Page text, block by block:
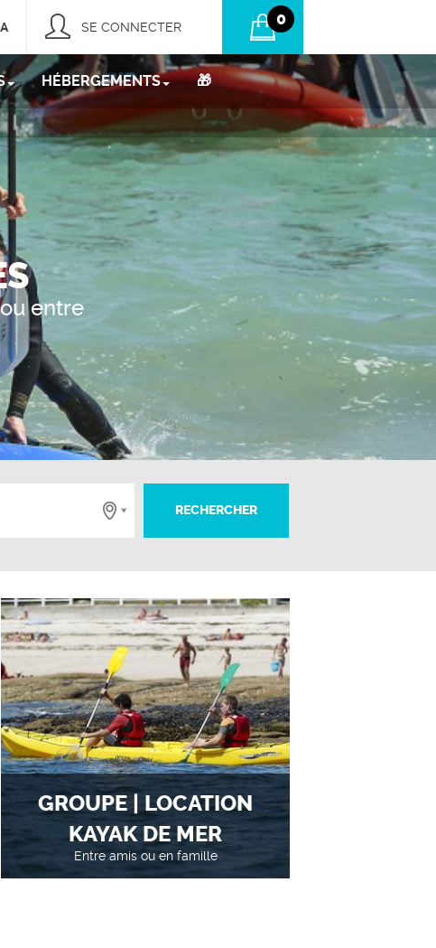
A SE CONNECTER 0
HÉBERGEMENTS 🎁
entre
GROUPE | LOCATION
KAYAK DE MER
Entre amis ou en famille